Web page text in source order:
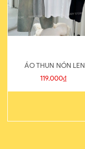
ÁO THUN NÓN LEN
821-1
119.000₫